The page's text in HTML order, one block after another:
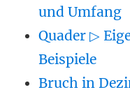
und Umfang
Quader ▷
Beispiele
Bruch in